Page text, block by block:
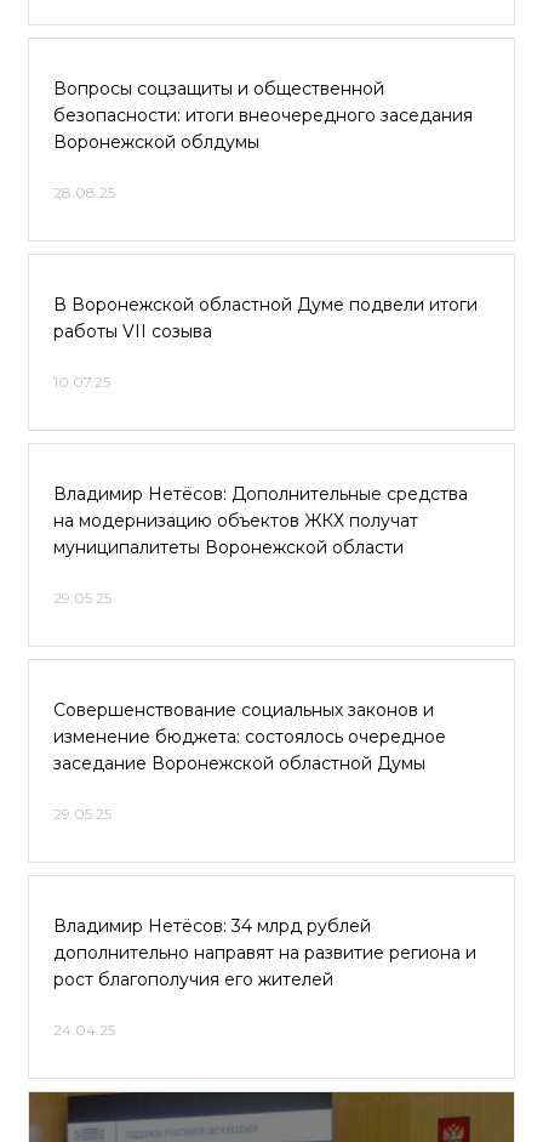
Вопросы соцзащиты и общественной
безопасности: итоги внеочередного заседания
Воронежской облдумы
28.08.25
В Воронежской областной Думе подвели итоги
работы VII созыва
10.07.25
Владимир Нетёсов: Дополнительные средства
на модернизацию объектов ЖКХ получат
муниципалитеты Воронежской области
29.05.25
Совершенствование социальных законов и
изменение бюджета: состоялось очередное
заседание Воронежской областной Думы
29.05.25
Владимир Нетёсов: 34 млрд рублей
дополнительно направят на развитие региона и
рост благополучия его жителей
24.04.25